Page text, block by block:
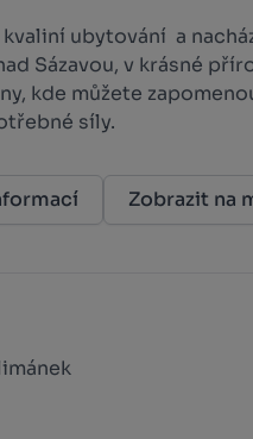
kvaliní ubytování a
Sázavou, v krásné
kde můžete
síly.
Zobrazit na